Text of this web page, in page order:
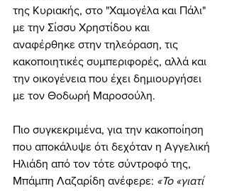
της Κυριακής, στο "Χαμογέλα και Πάλι"
με την Σίσσυ Χρηστίδου και
αναφέρθηκε στην τηλεόραση, τις
κακοποιητικές συμπεριφορές, αλλά και
την οικογένεια που έχει δημιουργήσει
με τον Θοδωρή Μαροσούλη.
Πιο συγκεκριμένα, για την κακοποίηση
που αποκάλυψε ότι δεχόταν η Αγγελική
Ηλιάδη από τον τότε σύντροφό της,
Μπάμπη Λαζαρίδη ανέφερε: «Το «γιατί